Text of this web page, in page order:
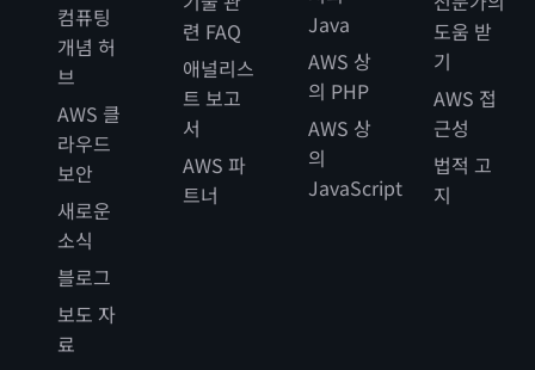
컴퓨팅
개념 허
브
AWS 클
라우드
보안
새로운
소식
블로그
보도 자
료
련 FAQ
애널리스
트 보고
서
AWS 파
트너
Java
AWS 상
의 PHP
AWS 상
의
JavaScript
도움 받
기
AWS 접
근성
법적 고
지